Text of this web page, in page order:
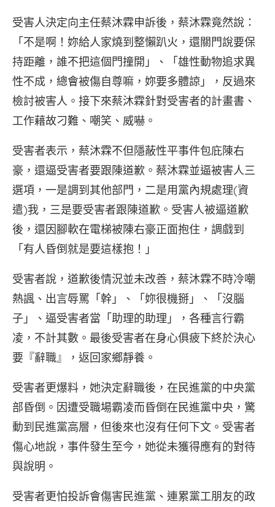
受害人決定向主任蔡沐霖申訴後，蔡沐霖竟然說：
「不是啊！妳給人家燒到整懶趴火，還關門說要保
持距離，誰不把這個門撞開」、「雄性動物追求異
性不成，總會被傷自尊嘛，妳要多體諒」，反過來
檢討被害人。接下來蔡沐霖針對受害者的計畫書、
工作藉故刁難、嘲笑、威嚇。
受害者表示，蔡沐霖不但隱蔽性平事件包庇陳右
豪，還逼受害者要跟陳道歉。蔡沐霖並逼被害人三
選項，一是調到其他部門，二是用黨內規處理(資
遣)我，三是要受害者跟陳道歉。受害人被逼道歉
後，還因腳軟在電梯被陳右豪正面抱住，調戲到
「有人昏倒就是要這樣抱！」
受害者說，道歉後情況並未改善，蔡沐霖不時冷嘲
熱諷、出言辱罵「幹」、「妳很機掰」、「沒腦
子」、逼受害者當「助理的助理」，各種言行霸
凌，不計其數。最後受害者在身心俱疲下終於決心
要『辭職』，返回家鄉靜養。
受害者更爆料，她決定辭職後，在民進黨的中央黨
部昏倒。因遭受職場霸凌而昏倒在民進黨中央，驚
動到民進黨高層，但後來也沒有任何下文。受害者
傷心地說，事件發生至今，她從未獲得應有的對待
與說明。
受害者更怕投訴會傷害民進黨、連累黨工朋友的政